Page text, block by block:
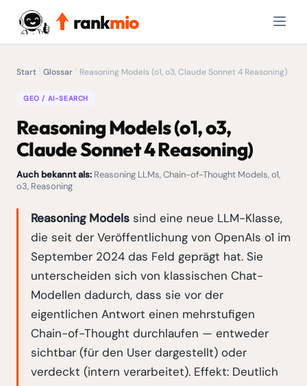
rankmio
Start Glossar Reasoning Models (o1, o3, Claude Sonnet 4 Reasoning)
GEO / AI-SEARCH
Reasoning Models (o1, o3,
Claude Sonnet 4 Reasoning)
Auch bekannt als: Reasoning LLMs, Chain-of-Thought Models, o1,
o3, Reasoning
Reasoning Models sind eine neue LLM-Klasse,
die seit der Veröffentlichung von OpenAIs o1 im
September 2024 das Feld geprägt hat. Sie
unterscheiden sich von klassischen Chat-
Modellen dadurch, dass sie vor der
eigentlichen Antwort einen mehrstufigen
Chain-of-Thought durchlaufen — entweder
sichtbar (für den User dargestellt) oder
verdeckt (intern verarbeitet). Effekt: Deutlich